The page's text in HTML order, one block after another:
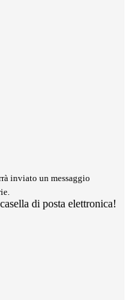
inviato un messaggio
di posta elettronica!